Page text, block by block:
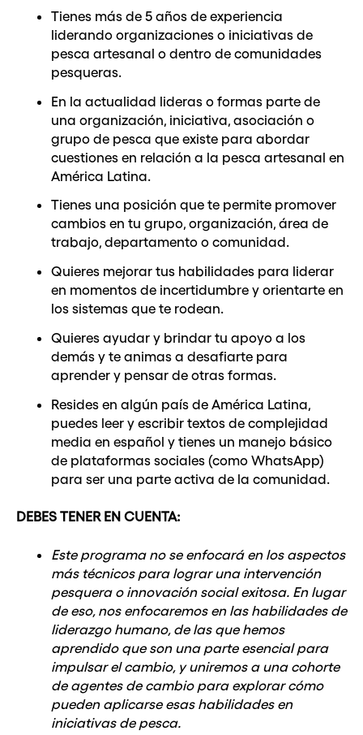
Tienes más de 5 años de experiencia
liderando organizaciones o iniciativas de
pesca artesanal o dentro de comunidades
pesqueras.
En la actualidad lideras o formas parte de
una organización, iniciativa, asociación o
grupo de pesca que existe para abordar
cuestiones en relación a la pesca artesanal en
América Latina.
Tienes una posición que te permite promover
cambios en tu grupo, organización, área de
trabajo, departamento o comunidad.
Quieres mejorar tus habilidades para liderar
en momentos de incertidumbre y orientarte en
los sistemas que te rodean.
Quieres ayudar y brindar tu apoyo a los
demás y te animas a desafiarte para
aprender y pensar de otras formas.
Resides en algún país de América Latina,
puedes leer y escribir textos de complejidad
media en español y tienes un manejo básico
de plataformas sociales (como WhatsApp)
para ser una parte activa de la comunidad.
DEBES TENER EN CUENTA:
Este programa no se enfocará en los aspectos
más técnicos para lograr una intervención
pesquera o innovación social exitosa. En lugar
de eso, nos enfocaremos en las habilidades de
liderazgo humano, de las que hemos
aprendido que son una parte esencial para
impulsar el cambio, y uniremos a una cohorte
de agentes de cambio para explorar cómo
pueden aplicarse esas habilidades en
iniciativas de pesca.